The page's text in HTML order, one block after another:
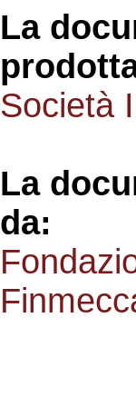
La
Società
La
da: